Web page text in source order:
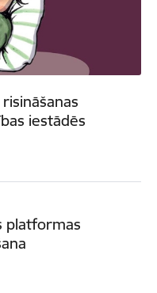
iestādēs
platformas